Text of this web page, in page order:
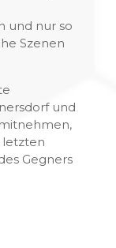
und nur so
Szenen
und
letzten
Gegners